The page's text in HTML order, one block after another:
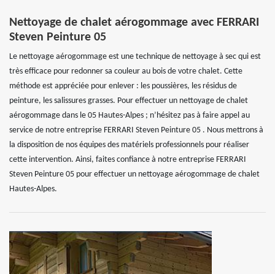
Nettoyage de chalet aérogommage avec FERRARI
Steven Peinture 05
Le nettoyage aérogommage est une technique de nettoyage à sec qui est
très efficace pour redonner sa couleur au bois de votre chalet. Cette
méthode est appréciée pour enlever : les poussières, les résidus de
peinture, les salissures grasses. Pour effectuer un nettoyage de chalet
aérogommage dans le 05 Hautes-Alpes ; n’hésitez pas à faire appel au
service de notre entreprise FERRARI Steven Peinture 05 . Nous mettrons à
la disposition de nos équipes des matériels professionnels pour réaliser
cette intervention. Ainsi, faites confiance à notre entreprise FERRARI
Steven Peinture 05 pour effectuer un nettoyage aérogommage de chalet
Hautes-Alpes.